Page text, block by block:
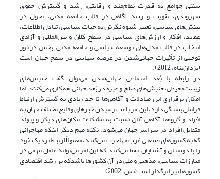
سنتی جوامع به قدرت نظام‌مند و رقابتی، رشد و گسترش حقوق
شهروندی، تقویت و رشد آگاهی در قالب جامعه مدنی، تحول در
بینش‌های سیاسی، تغییر شیوه نگرش به حیات سیاسی، تبادل اطلاعات،
عقاید، افکار و ارزش‌های سیاسی در سطح کلان و بین‌المللی و آزادی
انتخاب در قالب مدل‌های توسعه سیاسی و جامعه مدنی، بخش درخور
توجهی از تأثیرات جهانی‌شدن در عرصه سیاسی در سطح جهان است
(یزدان‌پناه، 2012).
در رابطه با بُعد اجتماعی جهانی‌شدن می‌توان گفت جنبش‌های
زیست‌محیطی، جنبش‌های صلح و غیره در بُعد جهانی همکاری می‌کنند، اما
امکان برقراری این مبادلات و آگاهی‌ها تا حد زیادی به گسترش ارتباط
فراملی بستگی دارد، این امر باعث رسیدن خبرهای وقایع مختلف جهان به
افراد و گروه‌ها آگاهی آنان نسبت به مشکلات مکان‌های دیگر و پیوند
متقابل افراد در سراسر جهان می‌شود. نکته مهم دیگر اینکه مهاجرانی
که به کشورهای صنعتی غرب مهاجرت می‌کنند، معمولاً ارتباط نزدیک خود
را با دوستان و آشنایان حفظ می‌کنند که این امر می‌تواند عامل مهمی در
مبارزات سیاسی، مذهبی و ملی در آن کشورها باشدکه بر رشد اقتصادی
کشورها نیز اثرگذار است (نش، 2002).